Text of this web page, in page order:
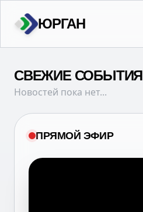
ЮРГАН
СВЕЖИЕ СОБЫТИЯ
Новостей пока нет...
ПРЯМОЙ ЭФИР